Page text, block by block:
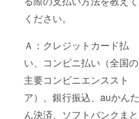
ください。
Ａ：クレジットカード払
い、コンビニ払い（全国の
主要コンビニエンススト
ア）、銀行振込、auかんた
ん決済、ソフトバンクまと